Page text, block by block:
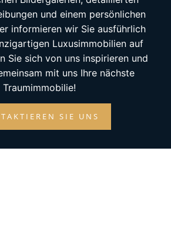
und einem persönlichen
informieren wir Sie ausführlich
Luxusimmobilien auf
Sie sich von uns inspirieren und
mit uns Ihre nächste
Traumimmobilie!
SIE UNS